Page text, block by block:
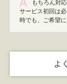
もちろん対
サービス初回は
時でも、ご希望